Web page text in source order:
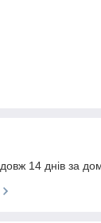
14 днів за